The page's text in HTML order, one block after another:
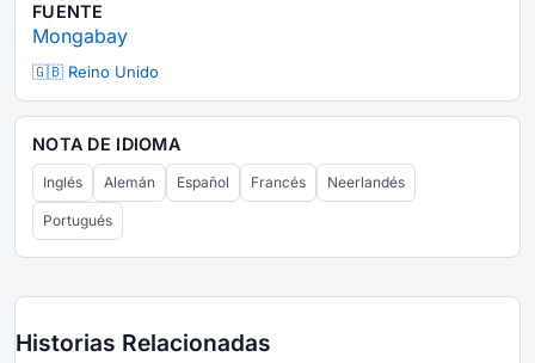
FUENTE
Mongabay
🇬🇧 Reino Unido
NOTA DE IDIOMA
Inglés Alemán Español Francés Neerlandés
Portugués
Historias Relacionadas